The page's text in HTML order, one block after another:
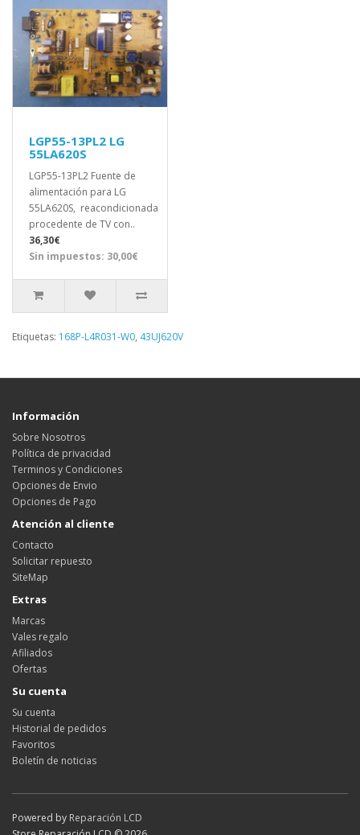
LGP55-13PL2 LG
55LA620S
LGP55-13PL2 Fuente de
alimentación para LG
55LA620S, reacondicionada
procedente de TV con..
36,30€
Sin impuestos: 30,00€
Etiquetas: 168P-L4R031-W0, 43UJ620V
Información
Sobre Nosotros
Política de privacidad
Terminos y Condiciones
Opciones de Envio
Opciones de Pago
Atención al cliente
Contacto
Solicitar repuesto
SiteMap
Extras
Marcas
Vales regalo
Afiliados
Ofertas
Su cuenta
Su cuenta
Historial de pedidos
Favoritos
Boletín de noticias
Powered by Reparación LCD